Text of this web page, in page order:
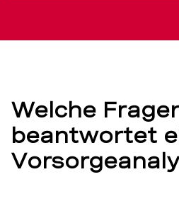
Welche
beantwortet